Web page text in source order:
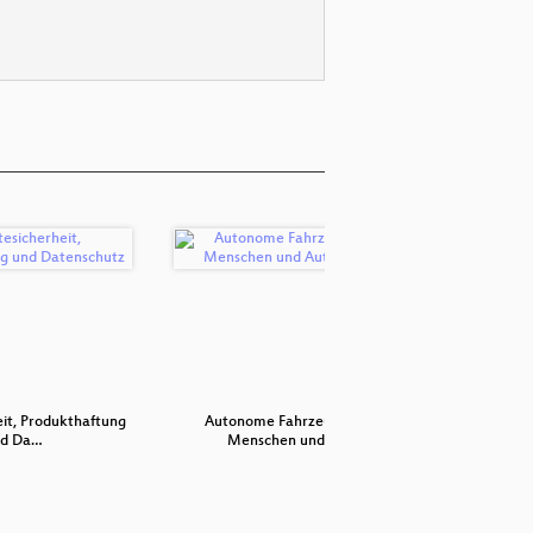
Produkthaftung
Da…
Autonome Fahrzeuge: Von
Menschen und Au…